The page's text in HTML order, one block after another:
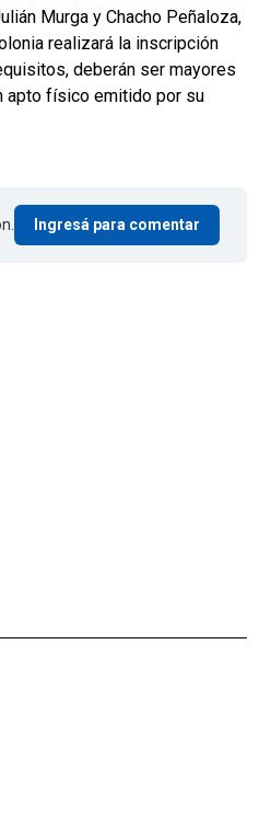
Murga y Chacho Peñaloza,
realizará la inscripción
deberán ser mayores
apto físico emitido por su
Ingresá para comentar